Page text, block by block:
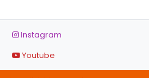
Instagram
Youtube